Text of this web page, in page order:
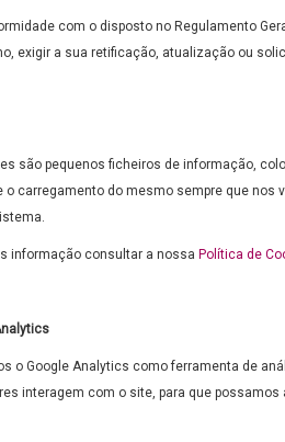
com o disposto no Regulamento
exigir a sua retificação, atualização ou
são pequenos ficheiros de informação,
o carregamento do mesmo sempre que nos
informação consultar a nossa Política de
o Google Analytics como ferramenta de
interagem com o site, para que